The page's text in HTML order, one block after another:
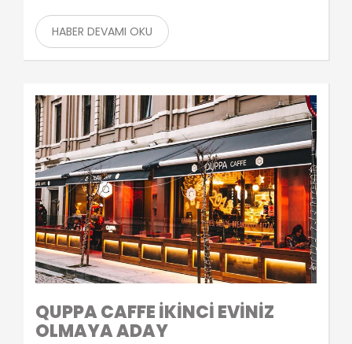
HABER DEVAMI OKU
QUPPA CAFFE İKİNCİ EVİNİZ
OLMAYA ADAY